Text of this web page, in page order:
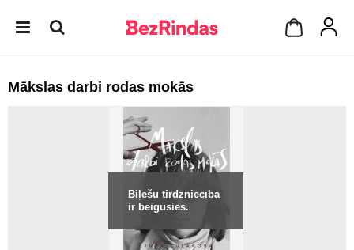
Mākslas darbi rodas mokās
Biļešu tirdzniecība
ir beigusies.